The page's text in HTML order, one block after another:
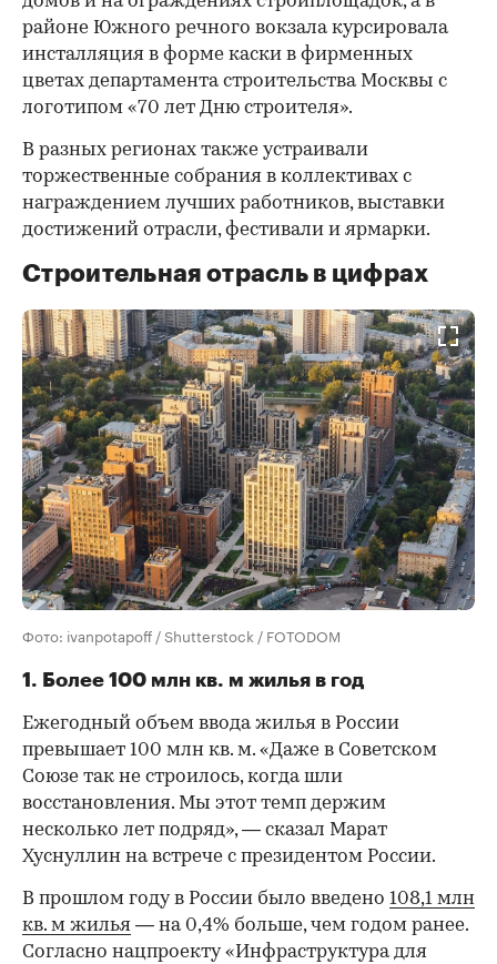
районе Южного речного вокзала курсировала
инсталляция в форме каски в фирменных
цветах департамента строительства Москвы с
логотипом «70 лет Дню строителя».
В разных регионах также устраивали
торжественные собрания в коллективах с
награждением лучших работников, выставки
достижений отрасли, фестивали и ярмарки.
Строительная отрасль в цифрах
Фото: ivanpotapoff / Shutterstock / FOTODOM
1. Более 100 млн кв. м жилья в год
Ежегодный объем ввода жилья в России
превышает 100 млн кв. м. «Даже в Советском
Союзе так не строилось, когда шли
восстановления. Мы этот темп держим
несколько лет подряд», — сказал Марат
Хуснуллин на встрече с президентом России.
В прошлом году в России было введено 108,1 млн
кв. м жилья — на 0,4% больше, чем годом ранее.
Согласно нацпроекту «Инфраструктура для